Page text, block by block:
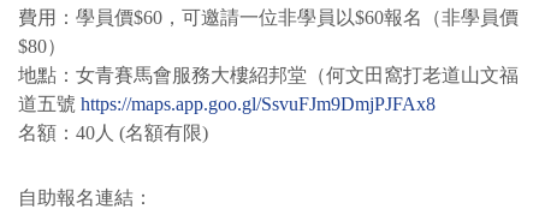
費用：學員價$60，可邀請一位非學員以$60報名（非學員價
$80）
地點：女青賽馬會服務大樓紹邦堂（何文田窩打老道山文福
道五號 https://maps.app.goo.gl/SsvuFJm9DmjPJFAx8
名額：40人 (名額有限)
自助報名連結：